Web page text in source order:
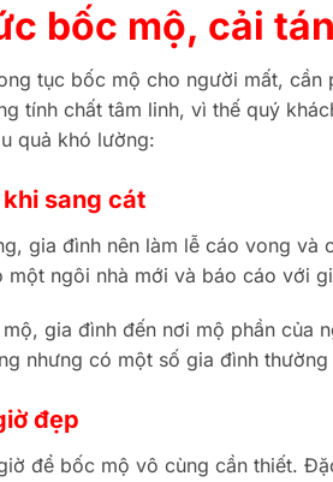
bốc mộ, cải
tục bốc mộ cho người mất,
tính chất tâm linh, vì thế quý
quả khó lường:
sang cát
gia đình nên làm lễ cáo vong
một ngôi nhà mới và báo cáo với
gia đình đến nơi mộ phần của
nhưng có một số gia đình
đẹp
để bốc mộ vô cùng cần thiết.